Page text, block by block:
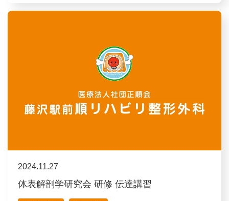
2024.11.27
体表解剖学研究会 研修 伝達講習